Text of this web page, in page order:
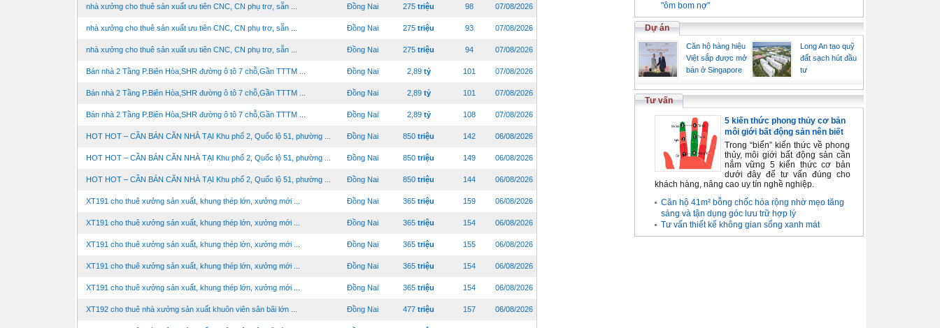
nhà xưởng cho thuê sản xuất ưu tiên CNC, CN phụ trơ, sẵn ... Đồng Nai 275 triệu 98 07/08/2026
nhà xưởng cho thuê sản xuất ưu tiên CNC, CN phụ trơ, sẵn ... Đồng Nai 275 triệu 93 07/08/2026
nhà xưởng cho thuê sản xuất ưu tiên CNC, CN phụ trơ, sẵn ... Đồng Nai 275 triệu 94 07/08/2026
Bán nhà 2 Tầng P.Biên Hòa,SHR đường ô tô 7 chỗ,Gần TTTM ... Đồng Nai 2,89 tỷ 101 07/08/2026
Bán nhà 2 Tầng P.Biên Hòa,SHR đường ô tô 7 chỗ,Gần TTTM ... Đồng Nai 2,89 tỷ 101 07/08/2026
Bán nhà 2 Tầng P.Biên Hòa,SHR đường ô tô 7 chỗ,Gần TTTM ... Đồng Nai 2,89 tỷ 108 07/08/2026
HOT HOT – CẦN BÁN CĂN NHÀ TẠI Khu phố 2, Quốc lộ 51, phường ... Đồng Nai 850 triệu 142 06/08/2026
HOT HOT – CẦN BÁN CĂN NHÀ TẠI Khu phố 2, Quốc lộ 51, phường ... Đồng Nai 850 triệu 149 06/08/2026
HOT HOT – CẦN BÁN CĂN NHÀ TẠI Khu phố 2, Quốc lộ 51, phường ... Đồng Nai 850 triệu 144 06/08/2026
XT191 cho thuê xưởng sản xuất, khung thép lớn, xưởng mới ... Đồng Nai 365 triệu 159 06/08/2026
XT191 cho thuê xưởng sản xuất, khung thép lớn, xưởng mới ... Đồng Nai 365 triệu 154 06/08/2026
XT191 cho thuê xưởng sản xuất, khung thép lớn, xưởng mới ... Đồng Nai 365 triệu 155 06/08/2026
XT191 cho thuê xưởng sản xuất, khung thép lớn, xưởng mới ... Đồng Nai 365 triệu 154 06/08/2026
XT191 cho thuê xưởng sản xuất, khung thép lớn, xưởng mới ... Đồng Nai 365 triệu 154 06/08/2026
XT192 cho thuê nhà xưởng sản xuất khuôn viên sân bãi lớn ... Đồng Nai 477 triệu 157 06/08/2026
"ôm bom nợ"
Dự án
Căn hộ hàng hiệu
Việt sắp được mở
bán ở Singapore
Long An tạo quỹ
đất sạch hút đầu
tư
Tư vấn
5 kiến thức phong thủy cơ bản
môi giới bất động sản nên biết
Trong “biển” kiến thức về phong
thủy, môi giới bất động sản cần
nắm vững 5 kiến thức cơ bản
dưới đây để tư vấn đúng cho
khách hàng, nâng cao uy tín nghề nghiệp.
Căn hộ 41m² bỗng chốc hóa rộng nhờ mẹo tăng
sáng và tận dụng góc lưu trữ hợp lý
Tư vấn thiết kế không gian sống xanh mát